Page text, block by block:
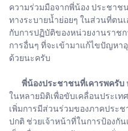
ความร่วมมือจากพี่น้อง ประชา
ทางระบายน้ำย่อยๆ ในส่วนที่ตน
กับการปฏิบัติของหน่วยงานราช
การอื่นๆ ที่จะเข้ามาแก้ไขปัญหา
ด้วยนะครับ
พี่น้องประชาชนที่เคารพครับ
ในหลายมิติเพื่อขับเคลื่อนประเทศ
เพิ่มการมีส่วนร่วมของภาคประช
ปกติ ช่วยเจ้าหน้าที่ในการป้องกั